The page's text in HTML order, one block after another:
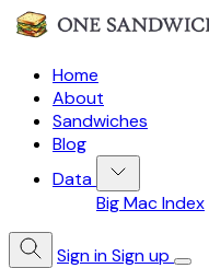
Home
About
Sandwiches
Blog
Data
Big Mac Index
Sign inSign up